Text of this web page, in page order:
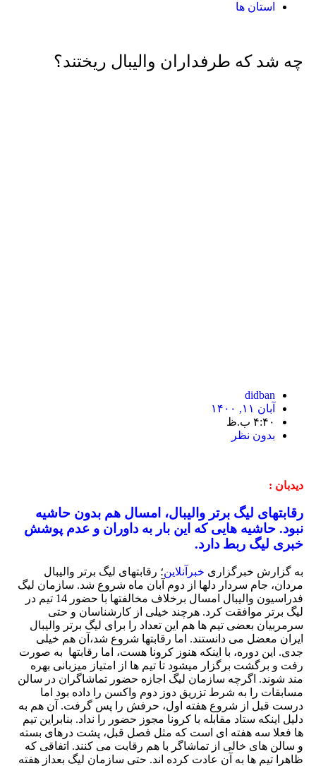
استان ها
چه شد که طرفداران والیبال ریختند؟
didban
آبان ۱۱, ۱۴۰۰
۴:۴۰ ب.ظ
بدون نظر
دیدبان :
رقابتهای لیگ برتر والیبال، امسال هم بدون حاشیه
نبود. حاشیه هایی که این بار به داوران و عدم پوشش
خبری لیگ ربط دارد.
به گزارش خبرگزاری خبرآنلاین؛ رقابتهای لیگ برتر والیبال
مردان، جام سردار دلها از دوم آبان ماه شروع شد. سازمان لیگ
فدراسیون والیبال امسال برخلاف مخالفتها با حضور 14 تیم در
لیگ برتر موافقت کرد. هرچند خیلی از کارشناسان و حتی
سرمربیان بعضی تیم ها هم این تعداد را برای لیگ برتر والیبال
ایران معضل می دانستند. اما رقابتها شروع شد،آن هم خیلی
جدی. این دوره، با اینکه هنوز کرونا هست، اما رقابتها به صورت
رفت و برگشت برگزار میشود تا تیم ها از امتیاز میزبانی بهره
مند شوند. اگرچه سازمان لیگ اجازه حضور تماشاگران در سالن
مسابقات را به شرط تزریق دوز دوم واکسن را داده بود اما
درست قبل از شروع هفته اول، حرفش را پس گرفت. آن هم به
دلیل اینکه ستاد مقابله با کرونا مجوز حضور را نداد. بنابراین تیم
ها فعلا سه هفته ای است که مثل فصل قبل، پشت درهای بسته
و سالن های خالی از تماشاگر با هم رقابت می کنند. اتفاقی که
ظاهرا تیم ها به آن عادت کرده اند. حتی سازمان لیگ بعداز هفته